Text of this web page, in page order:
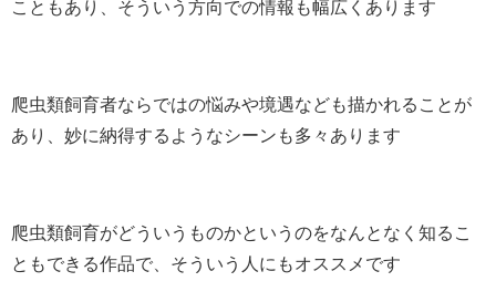
こともあり、そういう方向での情報も幅広くあります
爬虫類飼育者ならではの悩みや境遇なども描かれることが
あり、妙に納得するようなシーンも多々あります
爬虫類飼育がどういうものかというのをなんとなく知るこ
ともできる作品で、そういう人にもオススメです